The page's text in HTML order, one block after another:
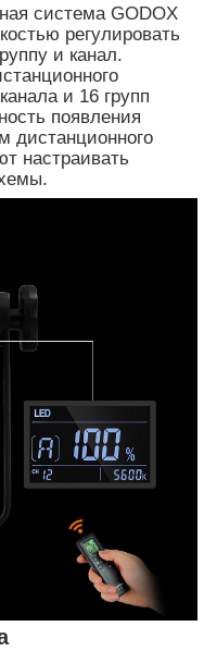
система GODOХ
регулировать
и канал.
и 16 групп
появления
дистанционного
настраивать